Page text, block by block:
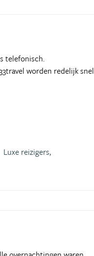
telefonisch.
worden redelijk snel
Luxe reizigers,